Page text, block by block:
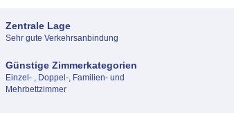
Zentrale Lage
Sehr gute Verkehrsanbindung
Günstige Zimmerkategorien
Einzel- , Doppel-, Familien- und
Mehrbettzimmer